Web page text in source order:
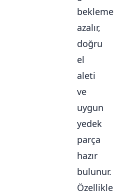
bekleme
azalır,
doğru
el
aleti
ve
uygun
yedek
parça
hazır
bulunur.
Özellikle